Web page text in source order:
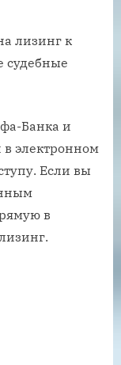
лизинг к
судебные
Банка и
электронном
Если вы
в